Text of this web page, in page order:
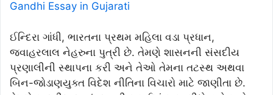
Gandhi Essay in Gujarati
ઈન્દિરા ગાંધી, ભારતના પ્રથમ મહિલા વડા પ્રધાન,
જવાહરલાલ નેહરુના પુત્રી છે. તેમણે શાસનની સંસદીય
પ્રણાલીની સ્થાપના કરી અને તેઓ તેમના તટસ્થ અથવા
બિન-જોડાણયુક્ત વિદેશ નીતિના વિચારો માટે જાણીતા છે.